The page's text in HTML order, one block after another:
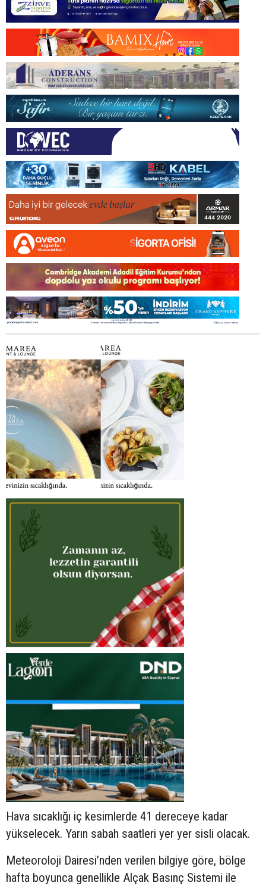
Hava sıcaklığı iç kesimlerde 41 dereceye kadar
yükselecek. Yarın sabah saatleri yer yer sisli olacak.
Meteoroloji Dairesi’nden verilen bilgiye göre, bölge
hafta boyunca genellikle Alçak Basınç Sistemi ile